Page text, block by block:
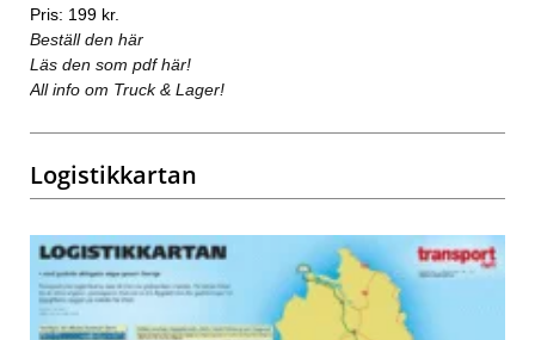
Pris: 199 kr.
Beställ den här
Läs den som pdf här!
All info om Truck & Lager!
Logistikkartan